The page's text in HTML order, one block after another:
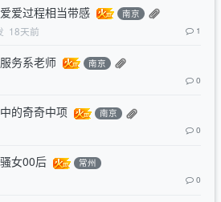
爱过程相当带感 南京
18天前 1
务系老师 南京
0
的奇奇中项 南京
0
女00后 常州
0